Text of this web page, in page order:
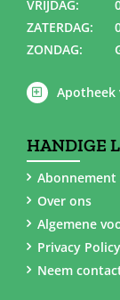
VRIJDAG:
ZATERDAG:
ZONDAG:
Apotheek
HANDIGE
Abonnement
Over ons
Algemene
Privacy Policy
Neem